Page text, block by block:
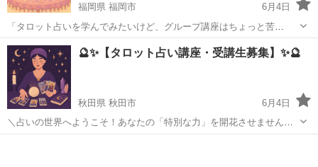
福岡県 福岡市
6月4日
「タロット占いを学んでみたいけど、グループ講座はちょっと苦
手…」 「自分のペースでしっかり学びたい！」 そんなあなたにぴった
りの【個別オンラインタロット講座】をご用意しました🌈✨ 1対1でじ
っくり学べるから、初心者...
福岡 福岡市 タロット タロット占い
🔮✨【タロット占い講座・受講生募集】✨🔮
秋田県 秋田市
6月4日
＼占いの世界へようこそ！あなたの「特別な力」を開花させません
か？／ 🧙‍♀️オンライン限定・全国どこからでも参加OK！ 💫プロの現役